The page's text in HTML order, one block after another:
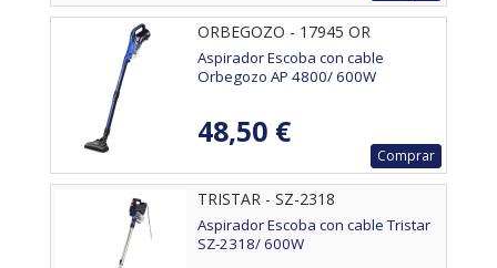
ORBEGOZO - 17945 OR
Aspirador Escoba con cable
Orbegozo AP 4800/ 600W
48,50 €
Comprar
TRISTAR - SZ-2318
Aspirador Escoba con cable Tristar
SZ-2318/ 600W